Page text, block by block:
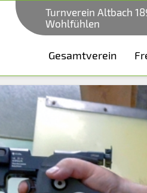
Turnverein Altbach
Wohlfühlen
Gesamtverein